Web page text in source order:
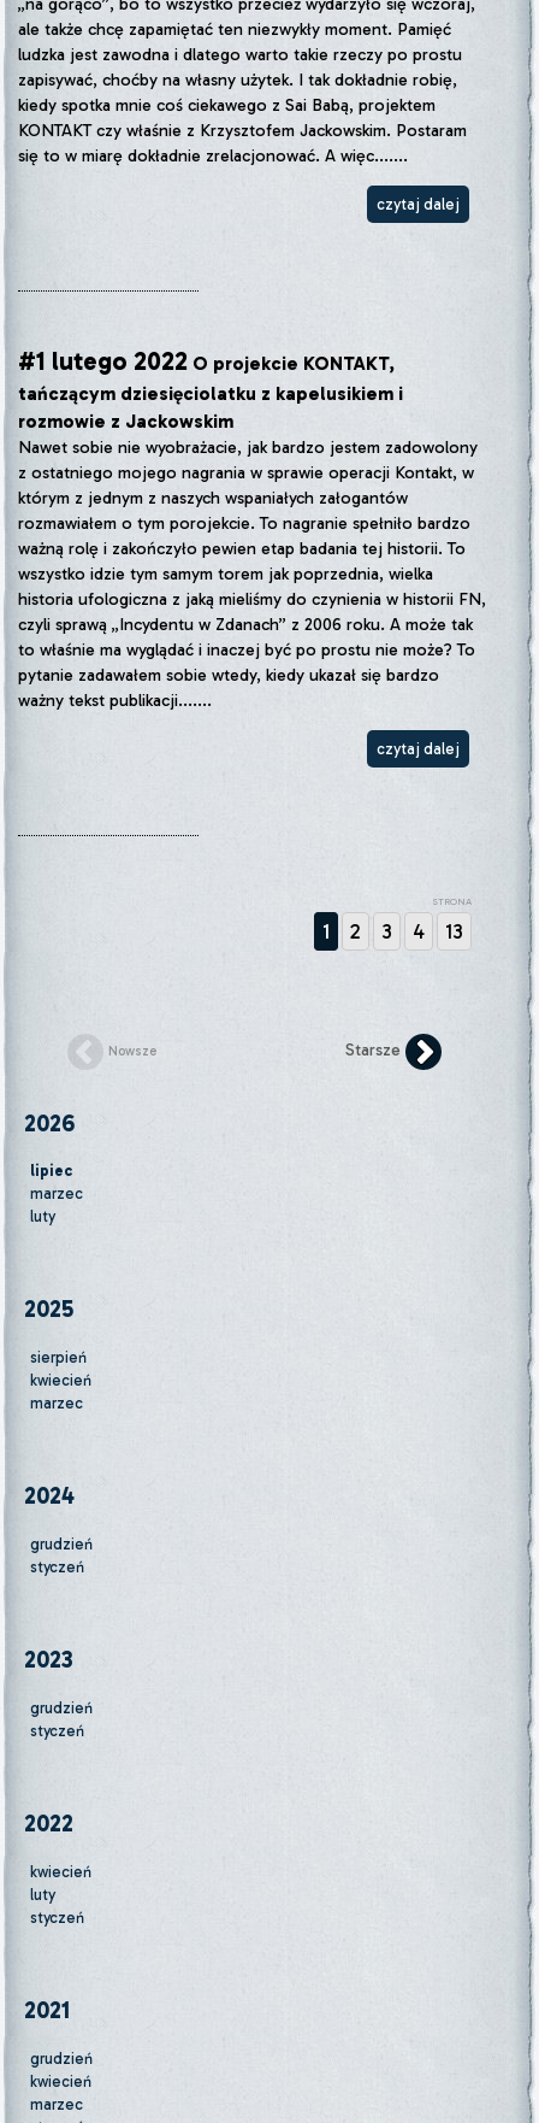
ale także chcę zapamiętać ten niezwykły moment. Pamięć
ludzka jest zawodna i dlatego warto takie rzeczy po prostu
zapisywać, choćby na własny użytek. I tak dokładnie robię,
kiedy spotka mnie coś ciekawego z Sai Babą, projektem
KONTAKT czy właśnie z Krzysztofem Jackowskim. Postaram
się to w miarę dokładnie zrelacjonować. A więc.......
czytaj dalej
#1 lutego 2022 O projekcie KONTAKT,
tańczącym dziesięciolatku z kapelusikiem i
rozmowie z Jackowskim
Nawet sobie nie wyobrażacie, jak bardzo jestem zadowolony
z ostatniego mojego nagrania w sprawie operacji Kontakt, w
którym z jednym z naszych wspaniałych załogantów
rozmawiałem o tym porojekcie. To nagranie spełniło bardzo
ważną rolę i zakończyło pewien etap badania tej historii. To
wszystko idzie tym samym torem jak poprzednia, wielka
historia ufologiczna z jaką mieliśmy do czynienia w historii FN,
czyli sprawą „Incydentu w Zdanach” z 2006 roku. A może tak
to właśnie ma wyglądać i inaczej być po prostu nie może? To
pytanie zadawałem sobie wtedy, kiedy ukazał się bardzo
ważny tekst publikacji.......
czytaj dalej
STRONA
1 2 3 4 13
Nowsze Starsze
2026
lipiec
marzec
luty
2025
sierpień
kwiecień
marzec
2024
grudzień
styczeń
2023
grudzień
styczeń
2022
kwiecień
luty
styczeń
2021
grudzień
kwiecień
marzec